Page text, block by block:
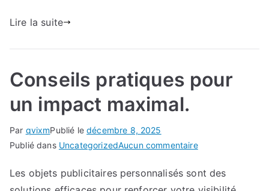
Lire la suite
Conseils pratiques pour
un impact maximal.
Par qvixmPublié ledécembre 8, 2025
Publié dans UncategorizedAucun commentairesur
pratiques
Les objets publicitaires personnalisés sont des